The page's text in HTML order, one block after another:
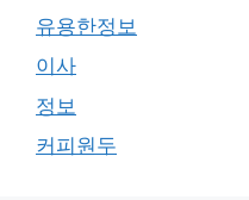
유용한정보
이사
정보
커피원두